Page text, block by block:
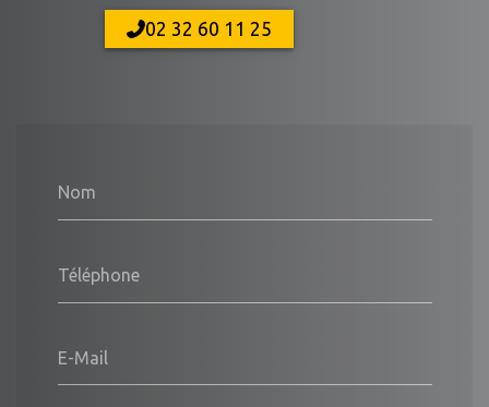
Nom
Téléphone
E-Mail
02 32 60 11 25